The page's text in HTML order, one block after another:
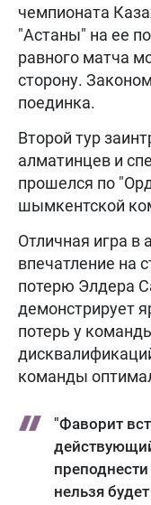
чемпионата
"Астаны" на ее
равного матча
сторону.
поединка.
Второй тур
алматинцев и
прошелся по
шымкентской
Отличная игра в
впечатление на
потерю Элдера
демонстрирует
потерь у
команды
"Фаворит
нельзя